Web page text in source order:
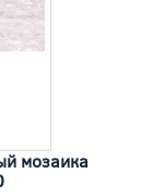
мозаика